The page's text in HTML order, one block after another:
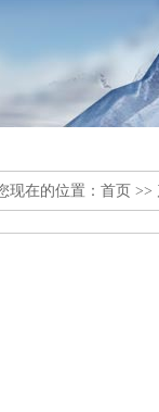
现在的位置： 首页 >>